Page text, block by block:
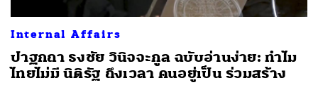
Internal Affairs
ปาฐกถา ธงชัย วินิจจะกูล ฉบับอ่านง่าย: ทำไม
ไทยไม่มี นิติรัฐ ถึงเวลา คนอยู่เป็น ร่วมสร้าง
SHARE TWEET